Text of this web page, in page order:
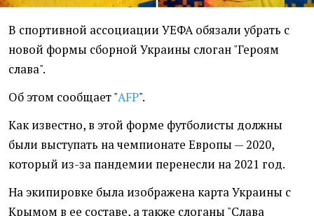
В спортивной ассоциации УЕФА обязали убрать с
новой формы сборной Украины слоган "Героям
слава".
Об этом сообщает "AFP".
Как известно, в этой форме футболисты должны
были выступать на чемпионате Европы — 2020,
который из-за пандемии перенесли на 2021 год.
На экипировке была изображена карта Украины с
Крымом в ее составе, а также слоганы "Слава